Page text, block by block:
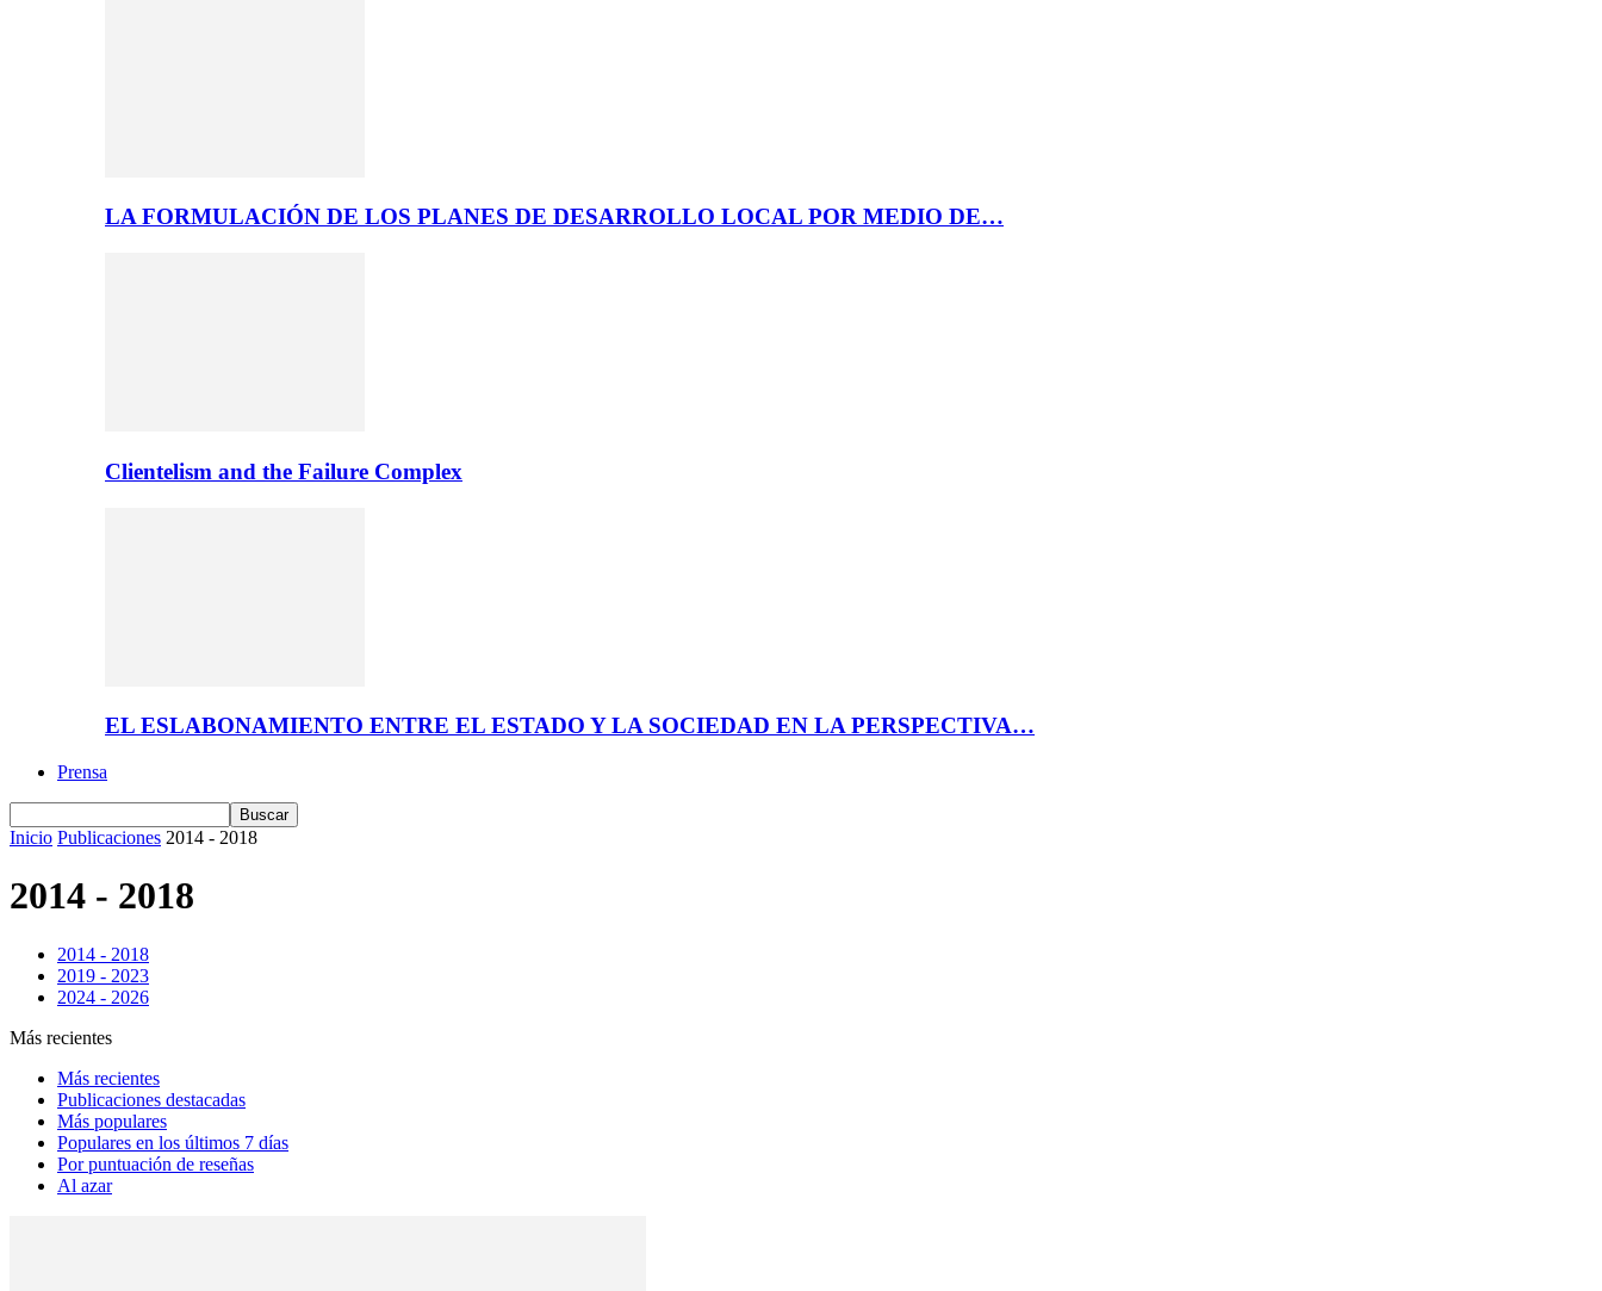
LA FORMULACIÓN DE LOS PLANES DE DESARROLLO LOCAL POR MEDIO DE…
Clientelism and the Failure Complex
EL ESLABONAMIENTO ENTRE EL ESTADO Y LA SOCIEDAD EN LA PERSPECTIVA…
Prensa
Inicio Publicaciones 2014 - 2018
2014 - 2018
2014 - 2018
2019 - 2023
2024 - 2026
Más recientes
Más recientes
Publicaciones destacadas
Más populares
Populares en los últimos 7 días
Por puntuación de reseñas
Al azar